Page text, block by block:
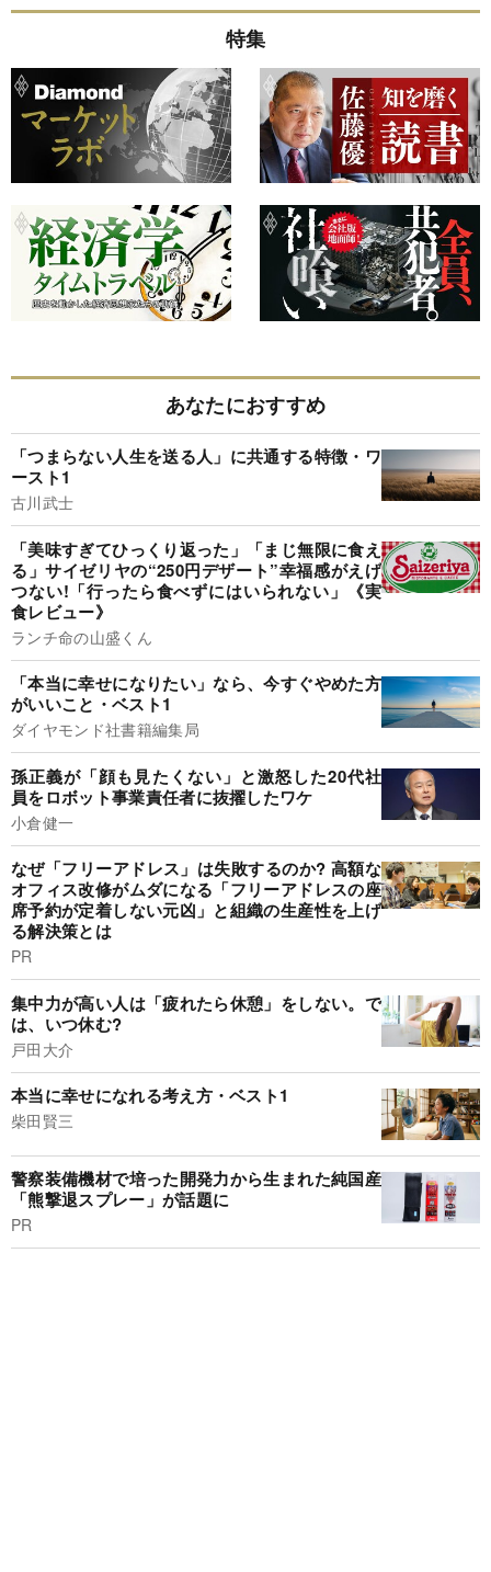
特集
あなたにおすすめ
「つまらない人生を送る人」に共通する特徴・ワ
ースト1
古川武士
「美味すぎてひっくり返った」「まじ無限に食え
る」サイゼリヤの“250円デザート”幸福感がえげ
つない!「行ったら食べずにはいられない」《実
食レビュー》
ランチ命の山盛くん
「本当に幸せになりたい」なら、今すぐやめた方
がいいこと・ベスト1
ダイヤモンド社書籍編集局
孫正義が「顔も見たくない」と激怒した20代社
員をロボット事業責任者に抜擢したワケ
小倉健一
なぜ「フリーアドレス」は失敗するのか? 高額な
オフィス改修がムダになる「フリーアドレスの座
席予約が定着しない元凶」と組織の生産性を上げ
る解決策とは
PR
集中力が高い人は「疲れたら休憩」をしない。で
は、いつ休む?
戸田大介
本当に幸せになれる考え方・ベスト1
柴田賢三
警察装備機材で培った開発力から生まれた純国産
「熊撃退スプレー」が話題に
PR